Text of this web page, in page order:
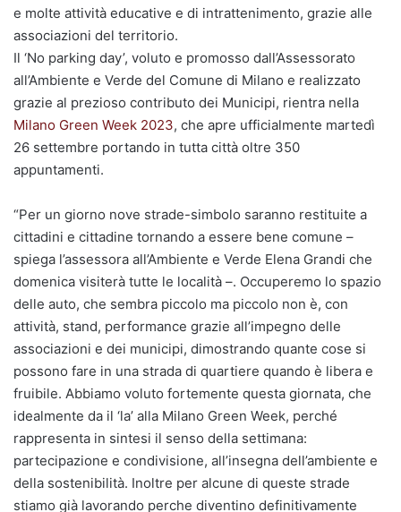
e molte attività educative e di intrattenimento, grazie alle
associazioni del territorio.
Il ‘No parking day’, voluto e promosso dall’Assessorato
all’Ambiente e Verde del Comune di Milano e realizzato
grazie al prezioso contributo dei Municipi, rientra nella
Milano Green Week 2023, che apre ufficialmente martedì
26 settembre portando in tutta città oltre 350
appuntamenti.
“Per un giorno nove strade-simbolo saranno restituite a
cittadini e cittadine tornando a essere bene comune –
spiega l’assessora all’Ambiente e Verde Elena Grandi che
domenica visiterà tutte le località –. Occuperemo lo spazio
delle auto, che sembra piccolo ma piccolo non è, con
attività, stand, performance grazie all’impegno delle
associazioni e dei municipi, dimostrando quante cose si
possono fare in una strada di quartiere quando è libera e
fruibile. Abbiamo voluto fortemente questa giornata, che
idealmente da il ‘la’ alla Milano Green Week, perché
rappresenta in sintesi il senso della settimana:
partecipazione e condivisione, all’insegna dell’ambiente e
della sostenibilità. Inoltre per alcune di queste strade
stiamo già lavorando perche diventino definitivamente